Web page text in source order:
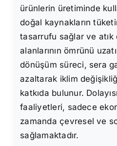
ürünlerin üretiminde
doğal kaynakların
tasarrufu sağlar ve atık
alanlarının ömrünü
dönüşüm süreci, sera
azaltarak iklim
katkıda bulunur.
faaliyetleri, sadece
zamanda çevresel ve
sağlamaktadır.